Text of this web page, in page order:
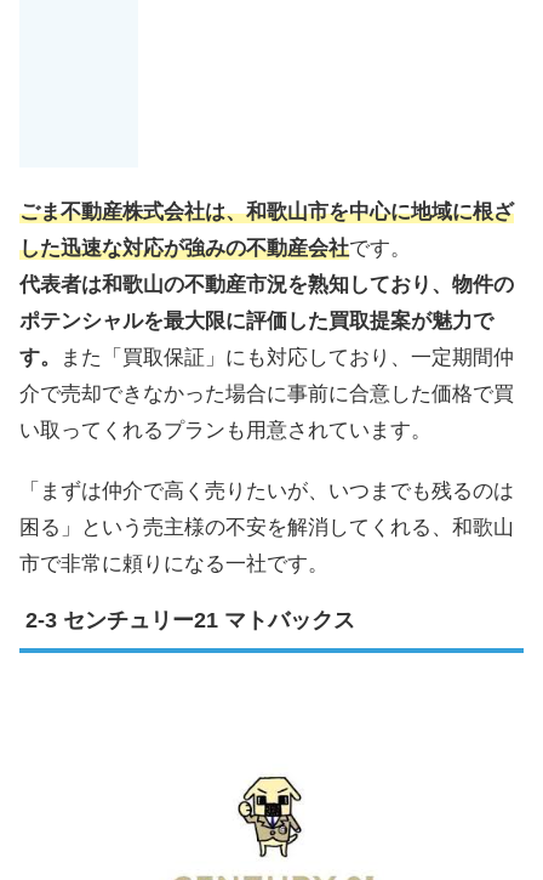
ごま不動産株式会社は、和歌山市を中心に地域に根ざ
した迅速な対応が強みの不動産会社です。
代表者は和歌山の不動産市況を熟知しており、物件の
ポテンシャルを最大限に評価した買取提案が魅力で
す。
また「買取保証」にも対応しており、一定期間仲
介で売却できなかった場合に事前に合意した価格で買
い取ってくれるプランも用意されています。
「まずは仲介で高く売りたいが、いつまでも残るのは
困る」という売主様の不安を解消してくれる、和歌山
市で非常に頼りになる一社です。
センチュリー21 マトバックス